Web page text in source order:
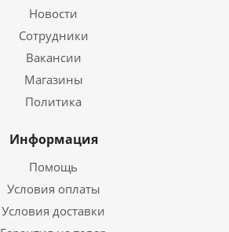
Новости
Сотрудники
Вакансии
Магазины
Политика
Информация
Помощь
Условия оплаты
Условия доставки